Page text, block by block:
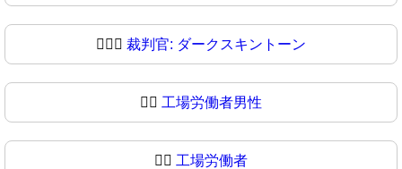
🧑🏿‍⚖ 裁判官: ダークスキントーン
👨‍⚖️ 工場労働者男性
👨‍⚖ 工場労働者